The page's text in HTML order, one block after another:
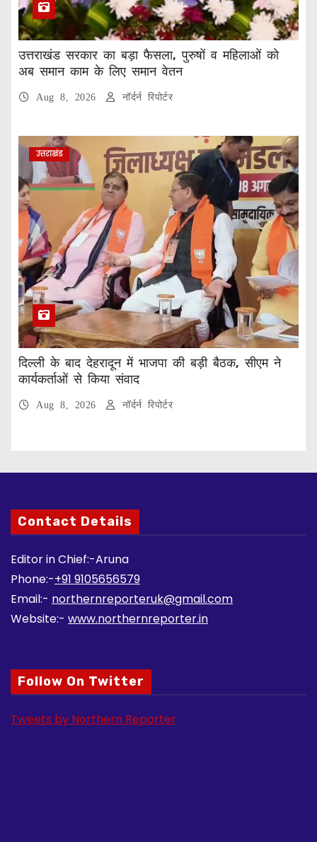
उत्तराखंड सरकार का बड़ा फैसला, पुरुषों व महिलाओं को
अब समान काम के लिए समान वेतन
Aug 8, 2026 नॉर्दर्न रिपोर्टर
उत्तराखंड
दिल्ली के बाद देहरादून में भाजपा की बड़ी बैठक, सीएम ने
कार्यकर्ताओं से किया संवाद
Aug 8, 2026 नॉर्दर्न रिपोर्टर
Contact Details
Editor in Chief:-Aruna
Phone:-+91 9105656579
Email:- northernreporteruk@gmail.com
Website:- www.northernreporter.in
Follow On Twitter
Tweets by Northern Reporter